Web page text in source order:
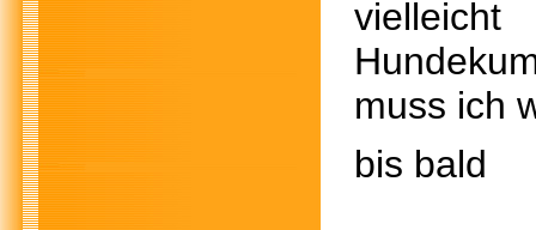
muss ich
bis bald